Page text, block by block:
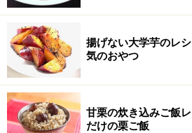
揚げない大学芋のレ
気のおやつ
甘栗の炊き込みご飯
だけの栗ご飯